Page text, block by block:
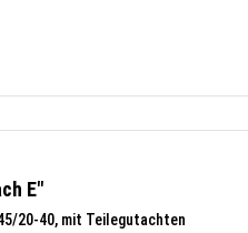
E"
20-40, mit Teilegutachten